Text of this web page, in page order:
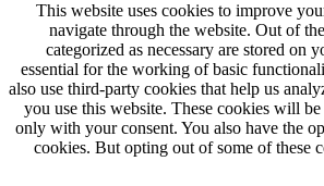
This website uses cookies to improve
navigate through the website. Out of
categorized as necessary are stored on
essential for the working of basic
also use third-party cookies that help us
you use this website. These cookies will
only with your consent. You also have the
cookies. But opting out of some of these